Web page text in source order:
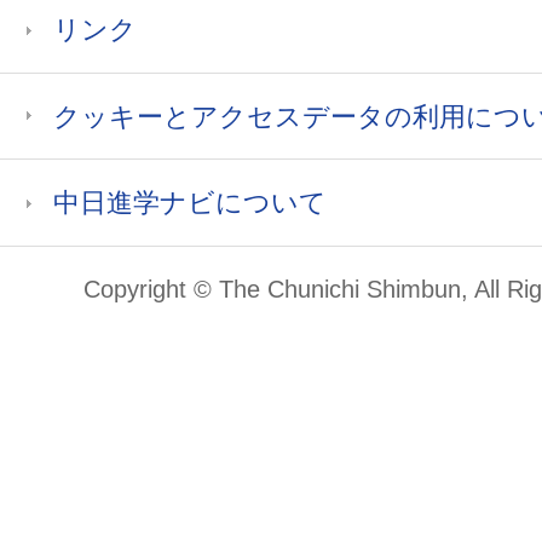
リンク
クッキーとアクセスデータの利用につ
中日進学ナビについて
Copyright © The Chunichi Shimbun, All